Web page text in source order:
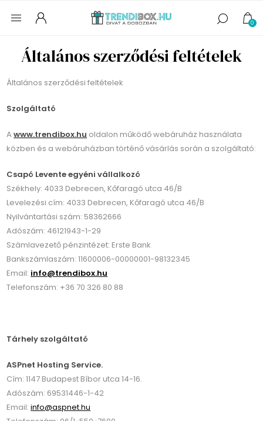
0
Általános szerződési feltételek
Általános szerződési feltételek
Szolgáltató
Awww.trendibox.hu oldalon működő webáruház használata
közben és a webáruházban történő vásárlás során a szolgáltató:
Csapó Levente egyéni vállalkozó
Székhely: 4033 Debrecen, Kőfaragó utca 46/B
Levelezési cím: 4033 Debrecen, Kőfaragó utca 46/B
Nyilvántartási szám: 58362666
Adószám: 46121943-1-29
Számlavezető pénzintézet: Erste Bank
Bankszámlaszám: 11600006-00000001-98132345
Email: info@trendibox.hu
Telefonszám: +36 70 326 80 88
Tárhely szolgáltató
ASPnet Hosting Service.
Cím: 1147 Budapest Bíbor utca 14-16.
Adószám: 69531446-1-42
Email:info@aspnet.hu